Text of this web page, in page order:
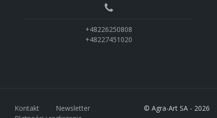
+48226250808
+48227451020
Kontakt
Newsletter
© Agra-Art SA - 2026